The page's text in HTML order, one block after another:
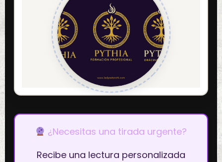
¿Necesitas una tirada urgente?
Recibe una lectura personalizada